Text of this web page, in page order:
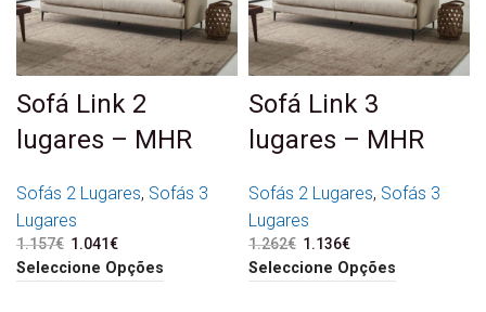
Sofá Link 2
lugares – MHR
Sofás 2 Lugares, Sofás 3
Lugares
1.157€ O preço original era:
1.157€.
1.041€
1.041€.
Seleccione Opções
Sofá Link 3
lugares – MHR
Sofás 2 Lugares, Sofás 3
Lugares
1.262€ O preço original era:
1.262€.
1.136€
1.136€.
Seleccione Opções